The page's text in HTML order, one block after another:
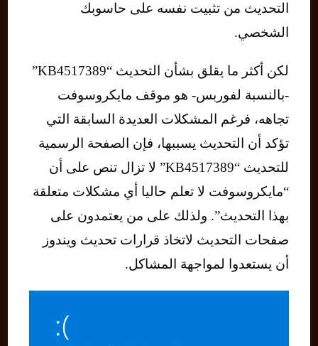
التحديث من تثبيت نفسه على حاسوبك
الشخصي.
لكن أكثر ما يقلق بشأن التحديث “KB4517389”
-بالنسبة لفوربس- هو موقف مايكروسوفت
تجاهه، فرغم المشكلات العديدة السابقة التي
تؤكد أن التحديث يسببها، فإن الصفحة الرسمية
للتحديث “KB4517389” لا تزال تنص على أن
“مايكروسوفت لا تعلم حاليا أي مشكلات متعلقة
بهذا التحديث”. ولذلك على من يعتمدون على
صفحات التحديث لاتخاذ قرارات تحديث ويندوز
أن يستعدوا لمواجهة المشاكل.